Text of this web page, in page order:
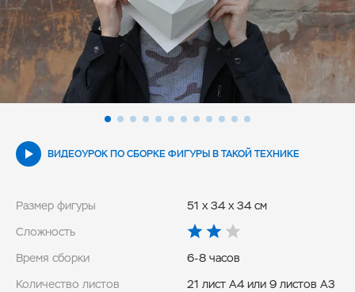
ВИДЕОУРОК ПО СБОРКЕ ФИГУРЫ В ТАКОЙ ТЕХНИКЕ
Размер фигуры
51 x 34 x 34 см
Сложность
Время сборки
6-8 часов
Количество листов
21 лист А4 или 9 листов А3